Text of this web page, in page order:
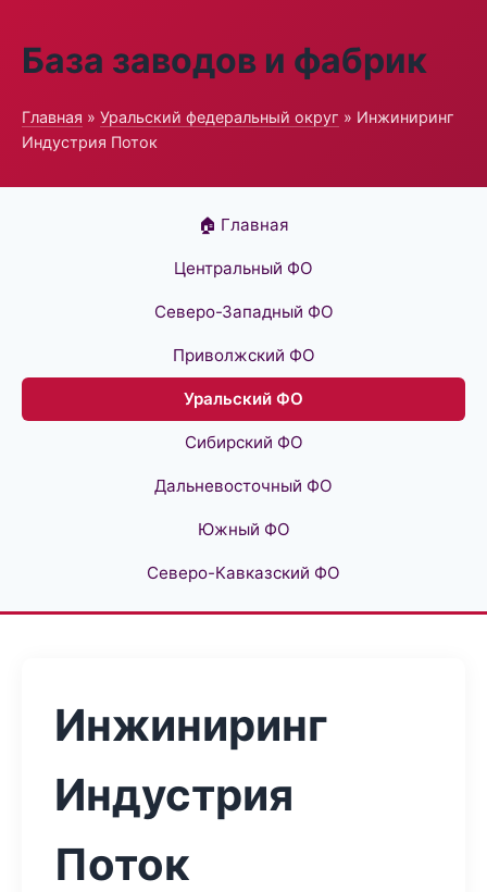
База заводов и фабрик
Главная » Уральский федеральный округ » Инжиниринг
Индустрия Поток
🏠 Главная
Центральный ФО
Северо-Западный ФО
Приволжский ФО
Уральский ФО
Сибирский ФО
Дальневосточный ФО
Южный ФО
Северо-Кавказский ФО
Инжиниринг
Индустрия
Поток